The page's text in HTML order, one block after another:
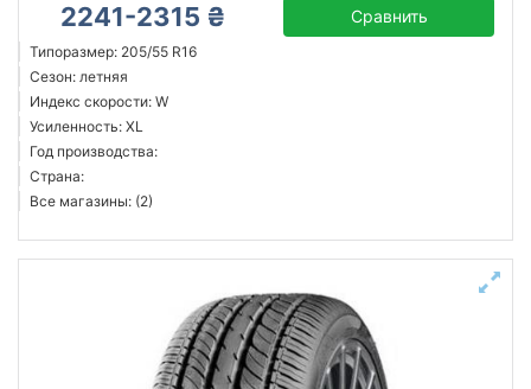
2241-2315 ₴ Сравнить
Типоразмер: 205/55 R16
Сезон: летняя
Индекс скорости: W
Усиленность: XL
Год производства:
Страна:
Все магазины: (2)